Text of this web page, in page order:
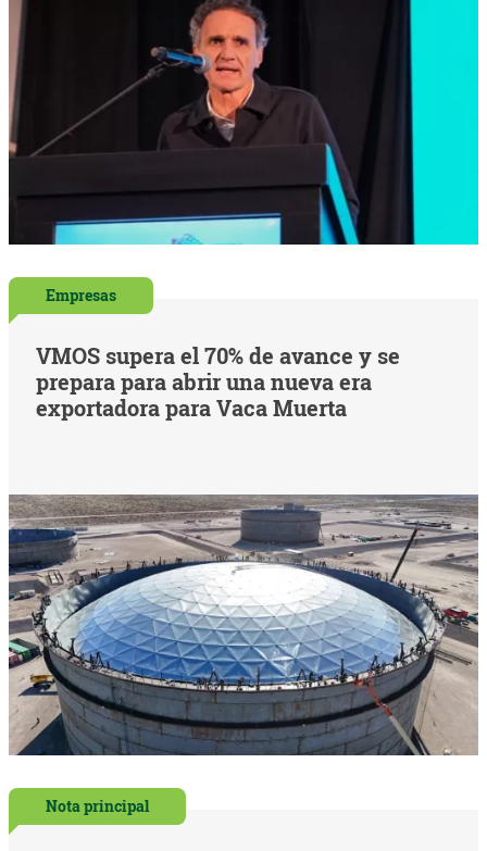
Empresas
VMOS supera el 70% de avance y se
prepara para abrir una nueva era
exportadora para Vaca Muerta
Nota principal